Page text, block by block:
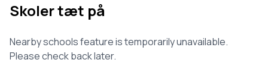
Skoler tæt på
Nearby schools feature is temporarily unavailable.
Please check back later.